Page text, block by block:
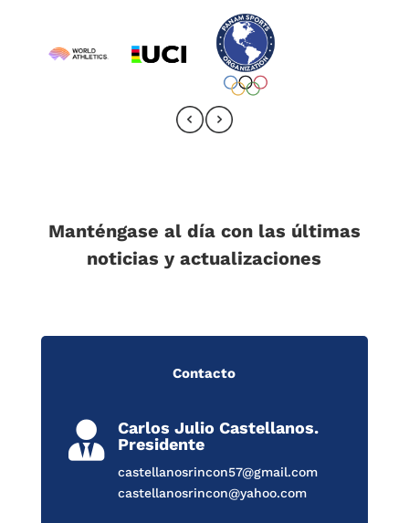
Manténgase al día con las últimas
noticias y actualizaciones
Contacto

Carlos Julio Castellanos.
Presidente
castellanosrincon57@gmail.com
castellanosrincon@yahoo.com